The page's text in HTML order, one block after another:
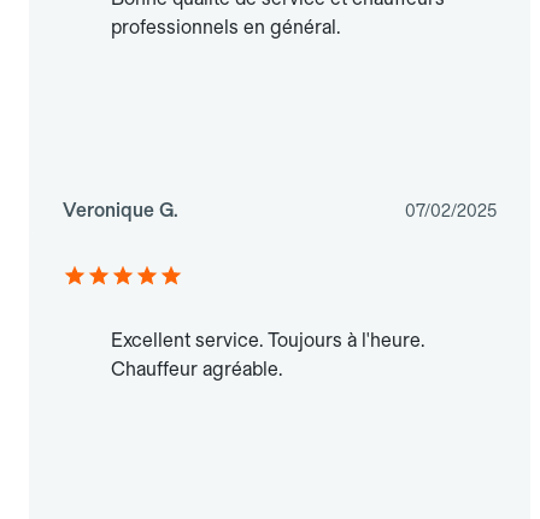
professionnels en général.
Veronique G. 07/02/2025
Excellent service. Toujours à l'heure.
Chauffeur agréable.